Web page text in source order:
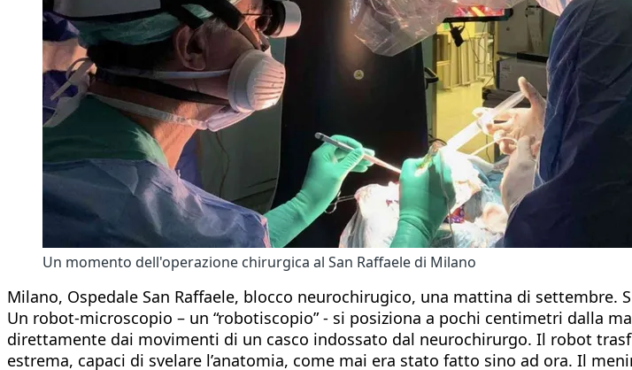
Un momento dell'operazione chirurgica al San Raffaele di Milano
Milano, Ospedale San Raffaele, blocco neurochirugico, una mattina di settembre.
Un robot-microscopio – un “robotiscopio” - si posiziona a pochi centimetri dalla
direttamente dai movimenti di un casco indossato dal neurochirurgo. Il robot
estrema, capaci di svelare l’anatomia, come mai era stato fatto sino ad ora. Il